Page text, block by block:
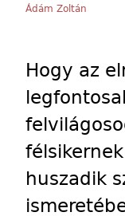
Ádám Zoltán
Hogy az
huszadik